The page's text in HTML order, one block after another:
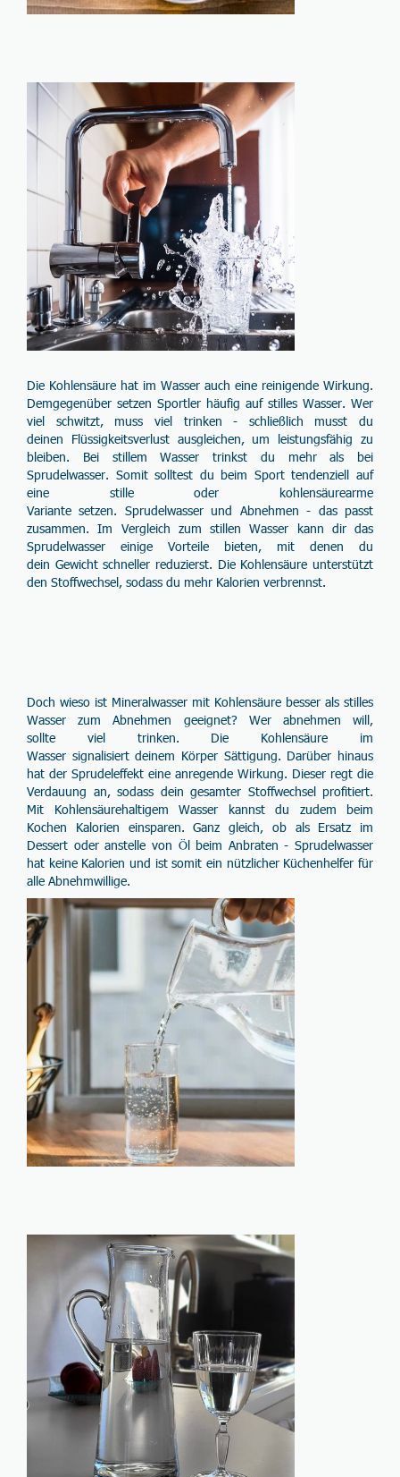
Die Kohlensäure hat im Wasser auch eine reinigende Wirkung.
Demgegenüber setzen Sportler häufig auf stilles Wasser. Wer
viel schwitzt, muss viel trinken - schließlich musst du
deinen Flüssigkeitsverlust ausgleichen, um leistungsfähig zu
bleiben. Bei stillem Wasser trinkst du mehr als bei
Sprudelwasser. Somit solltest du beim Sport tendenziell auf
eine stilleoder kohlensäurearme
Variante setzen. Sprudelwasser und Abnehmen - das passt
zusammen. Im Vergleich zum stillen Wasser kann dir das
Sprudelwasser einige Vorteile bieten, mit denen du
dein Gewicht schneller reduzierst. Die Kohlensäure unterstützt
den Stoffwechsel, sodass du mehr Kalorien verbrennst.
Doch wieso ist Mineralwasser mit Kohlensäure besser als stilles
Wasser zum Abnehmen geeignet? Wer abnehmen will,
sollte viel trinken. Die Kohlensäure im
Wasser signalisiertdeinem Körper Sättigung. Darüber hinaus
hat der Sprudeleffekt eine anregende Wirkung. Dieser regt die
Verdauung an, sodass dein gesamter Stoffwechsel profitiert.
Mit Kohlensäurehaltigem Wasser kannst du zudem beim
Kochen Kalorien einsparen. Ganz gleich, ob als Ersatz im
Dessert oder anstelle von Öl beim Anbraten - Sprudelwasser
hat keine Kalorien und ist somit ein nützlicher Küchenhelfer für
alle Abnehmwillige.